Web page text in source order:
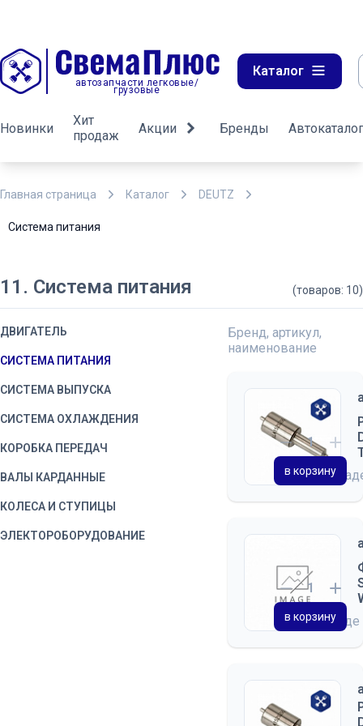
автозапчасти легковые/
грузовые
Каталог
Новинки
Хит
продаж
Акции Бренды Автокаталог
Главная страница Каталог DEUTZ
Система питания
11. Система питания (товаров: 10)
ДВИГАТЕЛЬ
СИСТЕМА ПИТАНИЯ
СИСТЕМА ВЫПУСКА
СИСТЕМА ОХЛАЖДЕНИЯ
КОРОБКА ПЕРЕДАЧ
ВАЛЫ КАРДАННЫЕ
КОЛЕСА И СТУПИЦЫ
ЭЛЕКТОРОБОРУДОВАНИЕ
Бренд, артикул,
наименование
на
в корзину
на складе
в корзину